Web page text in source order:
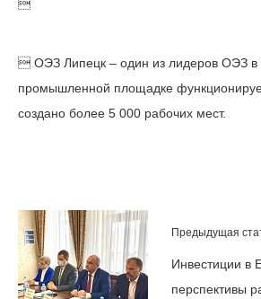

 ОЭЗ Липецк – один из лидеров ОЭЗ в
промышленной площадке
создано более 5 000 рабочих мест.
Предыдущая
Инвестиции в
перспективы